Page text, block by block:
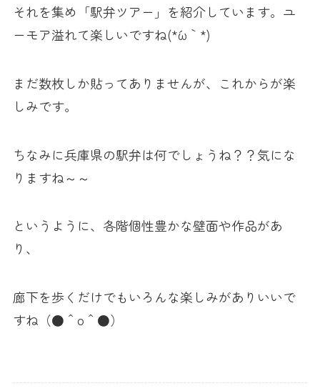
それを集め「駅弁ツアー」を紹介しています。ユ
ーモア溢れて楽しいですね(*´ω｀*)
まだ数枚しか貼ってありませんが、これからが楽
しみです。
ちなみに兵庫県の駅弁は何でしょうね？？気にな
りますね～～
というように、各階個性豊かな壁面や作品があ
り、
廊下を歩くだけでもいろんな楽しみがありいいで
すね（●＾o＾●）